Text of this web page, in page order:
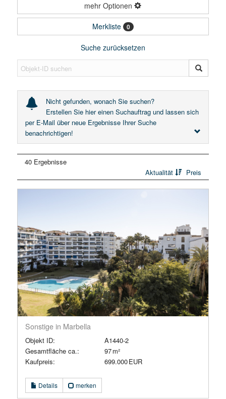
mehr Optionen
Merkliste 0
Suche zurücksetzen
Nicht gefunden, wonach Sie suchen?
Erstellen Sie hier einen Suchauftrag und lassen sich
per E-Mail über neue Ergebnisse Ihrer Suche
benachrichtigen!
40 Ergebnisse
Aktualität
Preis
Sonstige in Marbella
Objekt ID:
A1440-2
Gesamtfläche ca.:
97 m²
Kaufpreis:
699.000 EUR
Details merken